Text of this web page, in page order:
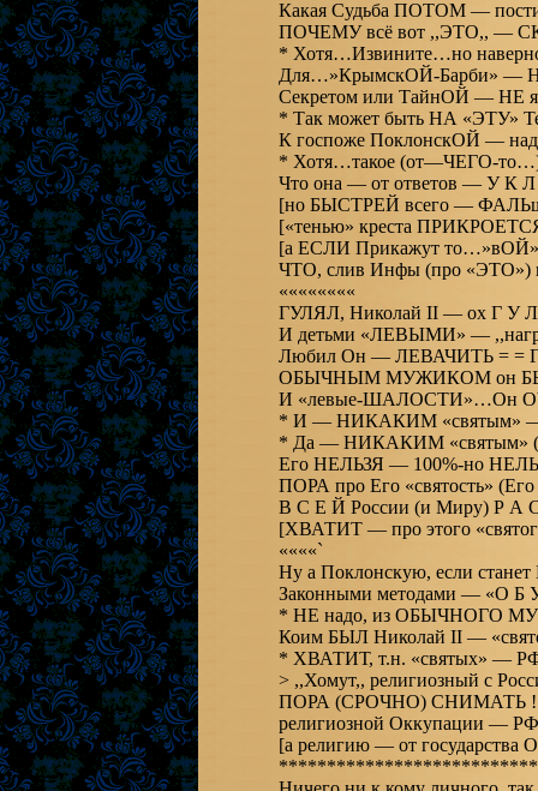
ПОЧЕМУ всё вот
*
Для…»КрымскОЙ-Барби» —
* Так
К госпоже ПоклонскОЙ —
* Хотя…такое (от—ЧЕГО-
Что она — от
[но БЫСТРЕЙ всего —
[«тенью» креста
[а ЕСЛИ Прикажут то…»вОЙ»
ЧТО, слив Инфы (про «ЭТО»)
««««««««
ГУЛЯЛ,
И детьми «ЛЕВЫМИ» —
Любил Он — ЛЕВАЧИТЬ = =
И «левые-ШАЛОСТИ»…Он
* Да — НИКАКИМ «святым»
ПОРА про Его «святость»
В С Е Й России (и
««««`
Ну а Поклонскую, если
Законными методами — «О Б
* НЕ
Коим БЫЛ Николай II —
* ХВАТИТ, т.н. «святых» —
> ,,Хомут,,
религиозной Оккупации —
[а